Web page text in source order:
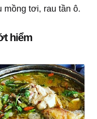
mồng tơi, rau tần ô.
hiểm